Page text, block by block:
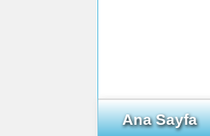
Ana Sayfa